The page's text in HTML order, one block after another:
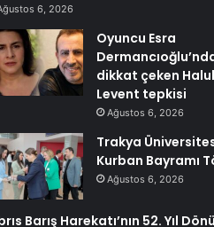
6, 2026
Oyuncu Esra
dikkat çeken
Levent tepkisi
Ağustos 6, 2026
Trakya
Kurban Bayramı
Ağustos 6, 2026
Barış Harekatı’nın 52. Yıl